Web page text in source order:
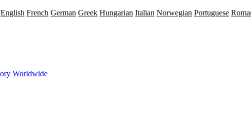
English French German Greek Hungarian Italian Norwegian Portuguese